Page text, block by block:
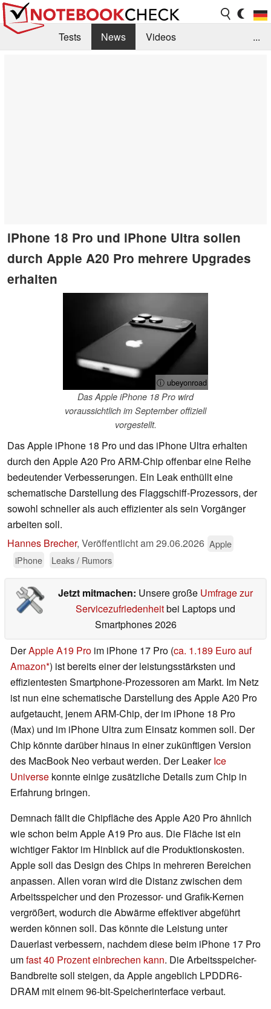
Tests News
Videos
...
iPhone 18 Pro und iPhone Ultra sollen
durch Apple A20 Pro mehrere Upgrades
erhalten
ⓘ ubeyonroad
Das Apple iPhone 18 Pro wird
voraussichtlich im September offiziell
vorgestellt.
Das Apple iPhone 18 Pro und das iPhone Ultra erhalten
durch den Apple A20 Pro ARM-Chip offenbar eine Reihe
bedeutender Verbesserungen. Ein Leak enthüllt eine
schematische Darstellung des Flaggschiff-Prozessors, der
sowohl schneller als auch effizienter als sein Vorgänger
arbeiten soll.
Hannes Brecher, Veröffentlicht am29.06.2026 Apple
iPhone
Leaks / Rumors
Jetzt mitmachen: Unsere große Umfrage zur
Servicezufriedenheitbei Laptops und
Smartphones 2026
DerApple A19 Pro im iPhone 17 Pro (ca. 1.189 Euro auf
Amazon ) ist bereits einer der leistungsstärksten und
effizientesten Smartphone-Prozessoren am Markt. Im Netz
ist nun eine schematische Darstellung des Apple A20 Pro
aufgetaucht, jenem ARM-Chip, der im iPhone 18 Pro
(Max) und im iPhone Ultra zum Einsatz kommen soll. Der
Chip könnte darüber hinaus in einer zukünftigen Version
des MacBook Neo verbaut werden. Der LeakerIce
Universe konnte einige zusätzliche Details zum Chip in
Erfahrung bringen.
Demnach fällt die Chipfläche des Apple A20 Pro ähnlich
wie schon beim Apple A19 Pro aus. Die Fläche ist ein
wichtiger Faktor im Hinblick auf die Produktionskosten.
Apple soll das Design des Chips in mehreren Bereichen
anpassen. Allen voran wird die Distanz zwischen dem
Arbeitsspeicher und den Prozessor- und Grafik-Kernen
vergrößert, wodurch die Abwärme effektiver abgeführt
werden können soll. Das könnte die Leistung unter
Dauerlast verbessern, nachdem diese beim iPhone 17 Pro
umfast 40 Prozent einbrechen kann. Die Arbeitsspeicher-
Bandbreite soll steigen, da Apple angeblich LPDDR6-
DRAM mit einem 96-bit-Speicherinterface verbaut.